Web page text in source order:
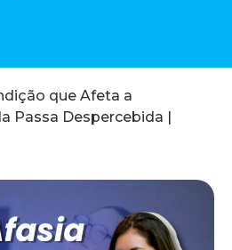
que Afeta a
Passa Despercebida |